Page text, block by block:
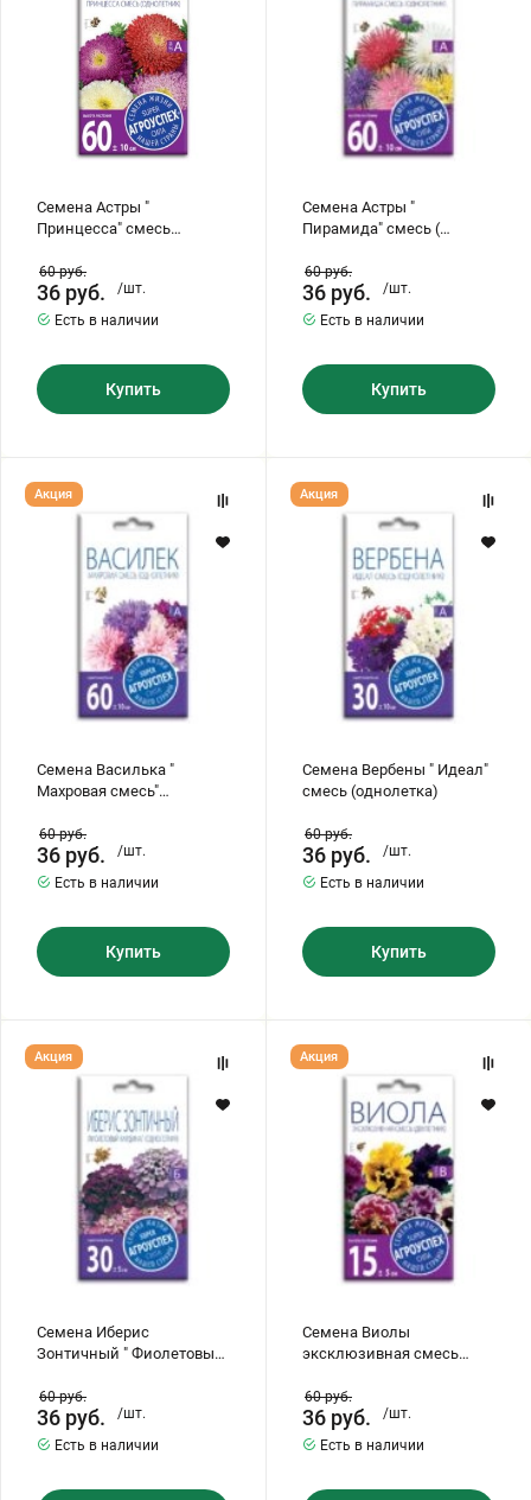
Зелень и пряные травы
(однолетка)
Семена Астры "
Принцесса" смесь
60руб.
36 руб.
/шт.
Есть в наличии
Купить
однолетник)
Семена Астры "
Пирамида" смесь (
60руб.
36 руб.
/шт.
Есть в наличии
Купить
Семена
Василька
(однолетник)
Семена Василька "
Махровая смесь"
Акция
60руб.
36 руб.
/шт.
Есть в наличии
Купить
Семена
Вербены
(однолетка)
Семена Вербены " Идеал"
смесь (однолетка)
Акция
60руб.
36 руб.
/шт.
Есть в наличии
Купить
Семена
Иберис
Фиолетовый
Кординал"
(однолетник)
Семена Иберис
Зонтичный " Фиолетовый
Акция
60руб.
36 руб.
/шт.
Есть в наличии
Семена
Виолы
эксклюзивная
(двулетник)
Семена Виолы
эксклюзивная смесь
Акция
60руб.
36 руб.
/шт.
Есть в наличии